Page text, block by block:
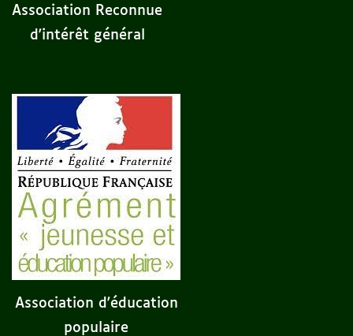
Association Reconnue
d'intérêt général
Association d'éducation
populaire